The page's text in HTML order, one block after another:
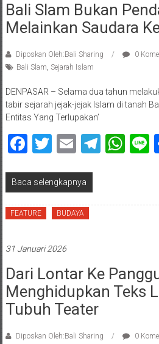
Bali Slam Bukan
Melainkan Saudara
Diposkan Oleh:Bali Sharing
0
Bali Slam, Sejarah Islam
DENPASAR – Selama dua tahun
tabir sejarah jejak-jejak Islam di tanah
Entitas Yang Terlupakan’
Facebook
Twitter
Email
Baca selengkapnya
FEATURE BUDAYA
31 Januari 2026
Dari Lontar Ke
Menghidupkan Teks
Tubuh Teater
Diposkan Oleh:Bali Sharing
0